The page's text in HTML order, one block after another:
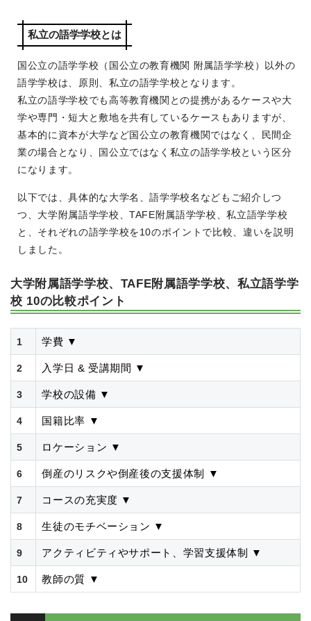
私立の語学学校とは
国公立の語学学校（国公立の教育機関 附属語学学校）以外の
語学学校は、原則、私立の語学学校となります。
私立の語学学校でも高等教育機関との提携があるケースや大
学や専門・短大と敷地を共有しているケースもありますが、
基本的に資本が大学など国公立の教育機関ではなく、民間企
業の場合となり、国公立ではなく私立の語学学校という区分
になります。
以下では、具体的な大学名、語学学校名などもご紹介しつ
つ、大学附属語学学校、TAFE附属語学学校、私立語学学校
と、それぞれの語学学校を10のポイントで比較、違いを説明
しました。
大学附属語学学校、TAFE附属語学学校、私立語学学
校 10の比較ポイント
1 学費 ▼
2 入学日 & 受講期間 ▼
3 学校の設備 ▼
4 国籍比率 ▼
5 ロケーション ▼
6 倒産のリスクや倒産後の支援体制 ▼
7 コースの充実度 ▼
8 生徒のモチベーション ▼
9 アクティビティやサポート、学習支援体制 ▼
10 教師の質 ▼